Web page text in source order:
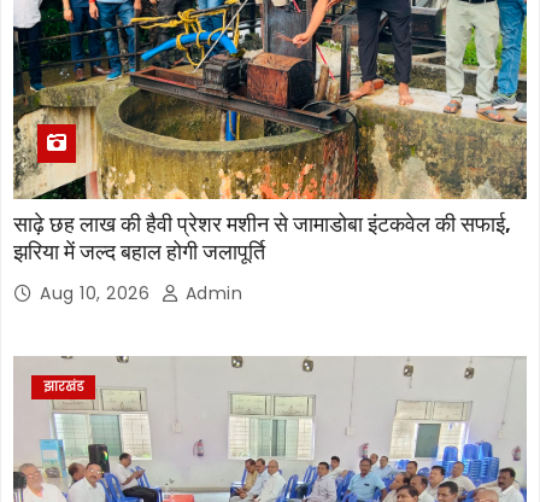
साढ़े छह लाख की हैवी प्रेशर मशीन से जामाडोबा इंटकवेल की सफाई,
झरिया में जल्द बहाल होगी जलापूर्ति
Aug 10, 2026 Admin
झारखंड